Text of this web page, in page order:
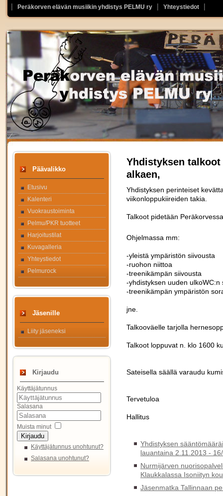
Peräkorven elävän musiikin yhdistys PELMU ry Yhteystiedot
Päävalikko
Etusivu
Kalenteri
Vuokraustoiminta
Pelmu/PKR tuotteet
Harjoitustilat
Kuvagalleria
Yhteystiedot
Pelmurock
Jäsenille
Liity jäseneksi
Kirjaudu
Käyttäjätunnus
Salasana
Muista minut
Kirjaudu
Käyttäjätunnus unohtunut?
Salasana unohtunut?
Yhdistyksen talkoot
alkaen,
Yhdistyksen perinteiset
viikonloppukiireiden takia.
Talkoot pidetään
Ohjelmassa mm:
-yleistä ympäristön siivousta
-ruohon niittoa
-treenikämpän siivousta
-yhdistyksen uuden
-treenikämpän ympäristön
jne.
Talkooväelle tarjolla
Talkoot loppuvat n. klo 1600
Sateisella säällä varaudu
Tervetuloa
Hallitus
Yhdistyksen
lauantaina 2.11.2013 -
Nurmijärven
Klaukkalassa Isoniityn
Jäsenmatka Tallinnaan